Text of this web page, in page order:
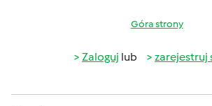
Góra strony
Zaloguj lub zarejestruj